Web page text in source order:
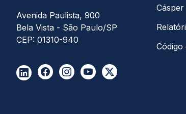
Avenida Paulista, 900
Bela Vista - São Paulo/SP
CEP: 01310-940
Código